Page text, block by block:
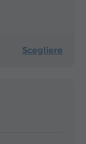
Scegliere